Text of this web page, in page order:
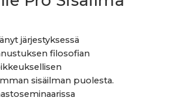
järjestyksessä
filosofian
sisäilman puolesta.